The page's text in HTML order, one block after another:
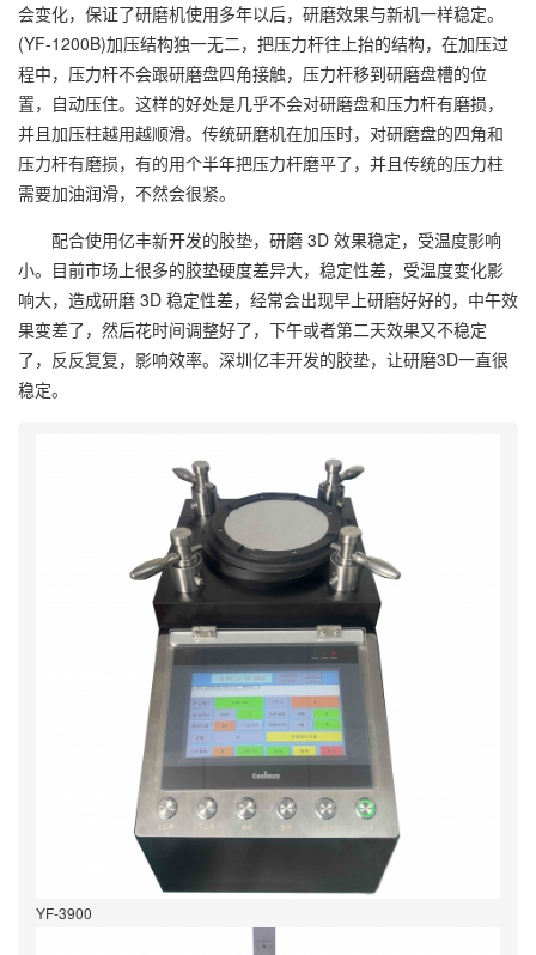
会变化，保证了研磨机使用多年以后，研磨效果与新机一样稳定。
(YF-1200B)加压结构独一无二，把压力杆往上抬的结构，在加压过
程中，压力杆不会跟研磨盘四角接触，压力杆移到研磨盘槽的位
置，自动压住。这样的好处是几乎不会对研磨盘和压力杆有磨损，
并且加压柱越用越顺滑。传统研磨机在加压时，对研磨盘的四角和
压力杆有磨损，有的用个半年把压力杆磨平了，并且传统的压力柱
需要加油润滑，不然会很紧。
配合使用亿丰新开发的胶垫，研磨 3D 效果稳定，受温度影响
小。目前市场上很多的胶垫硬度差异大，稳定性差，受温度变化影
响大，造成研磨 3D 稳定性差，经常会出现早上研磨好好的，中午效
果变差了，然后花时间调整好了，下午或者第二天效果又不稳定
了，反反复复，影响效率。深圳亿丰开发的胶垫，让研磨3D一直很
稳定。
YF-3900